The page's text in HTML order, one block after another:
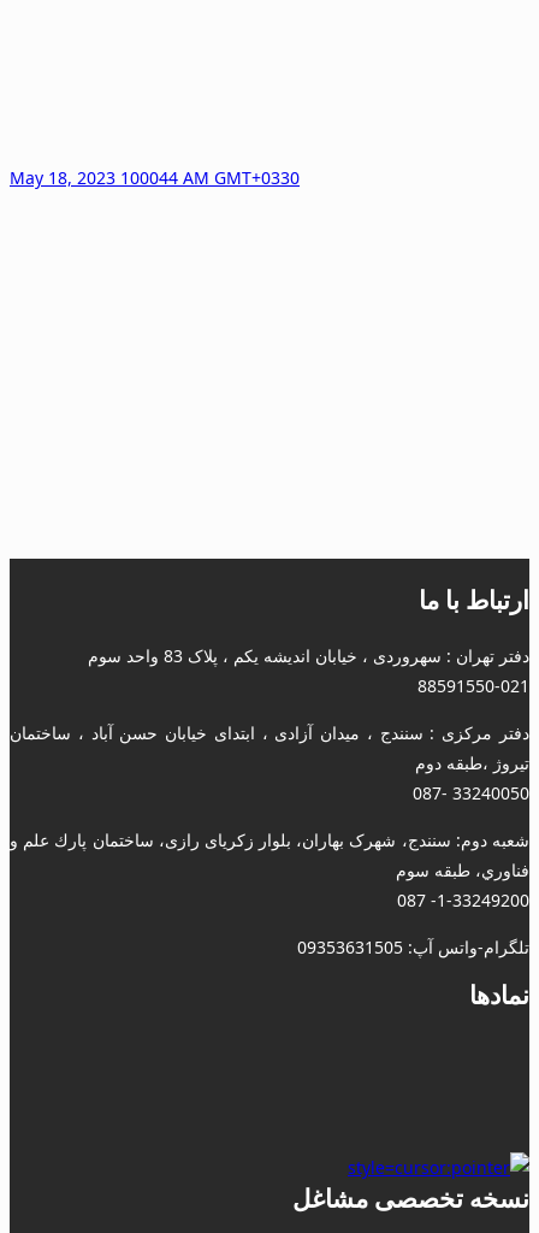
May 18, 2023 100044 AM GMT+0330
ارتباط با ما
دفتر تهران : سهروردی ، خیابان اندیشه یکم ، پلاک 83 واحد سوم
88591550-021
دفتر مرکزی : سنندج ، میدان آزادی ، ابتدای خیابان حسن آباد ، ساختمان
تیروژ ،طبقه دوم
33240050 -087
شعبه دوم: سنندج، شهرک بهاران، بلوار زکریای رازی، ساختمان پارك علم و
فناوري، طبقه سوم
1-33249200- 087
تلگرام-واتس آپ: 09353631505
نمادها
نسخه تخصصی مشاغل